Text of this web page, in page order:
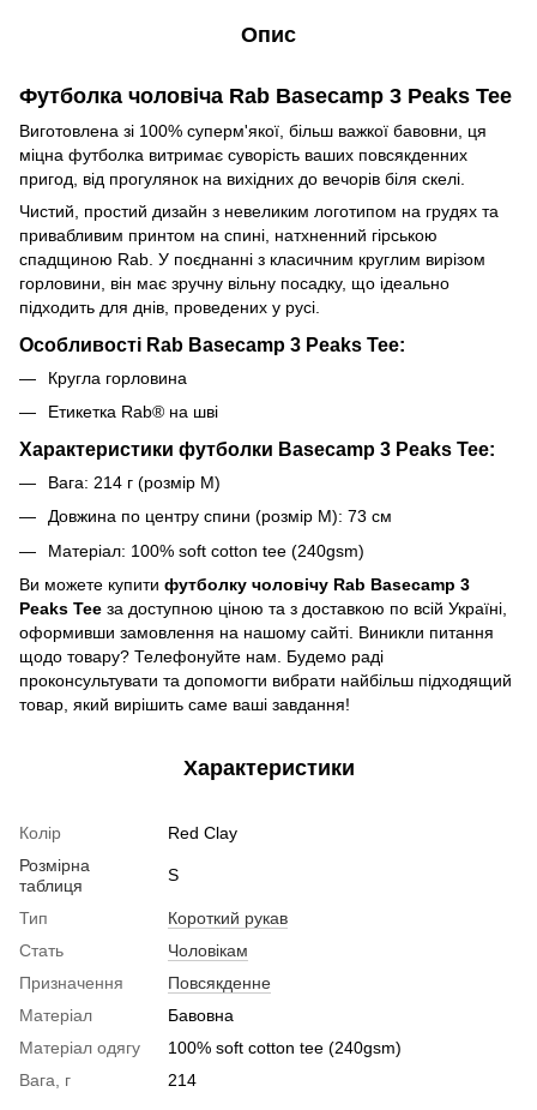
Опис
Футболка чоловіча Rab Basecamp 3 Peaks Tee
Виготовлена зі 100% суперм'якої, більш важкої бавовни, ця
міцна футболка витримає суворість ваших повсякденних
пригод, від прогулянок на вихідних до вечорів біля скелі.
Чистий, простий дизайн з невеликим логотипом на грудях та
привабливим принтом на спині, натхненний гірською
спадщиною Rab. У поєднанні з класичним круглим вирізом
горловини, він має зручну вільну посадку, що ідеально
підходить для днів, проведених у русі.
Особливості Rab Basecamp 3 Peaks Tee:
Кругла горловина
Етикетка Rab® на шві
Характеристики футболки Basecamp 3 Peaks Tee:
Вага: 214 г (розмір M)
Довжина по центру спини (розмір M): 73 см
Матеріал: 100% soft cotton tee (240gsm)
Ви можете купити футболку чоловічу Rab Basecamp 3
Peaks Tee за доступною ціною та з доставкою по всій Україні,
оформивши замовлення на нашому сайті. Виникли питання
щодо товару? Телефонуйте нам. Будемо раді
проконсультувати та допомогти вибрати найбільш підходящий
товар, який вирішить саме ваші завдання!
Характеристики
Колір
Red Clay
Розмірна
таблиця
S
Тип
Короткий рукав
Стать
Чоловікам
Призначення
Повсякденне
Матеріал
Бавовна
Матеріал одягу
100% soft cotton tee (240gsm)
Вага, г
214